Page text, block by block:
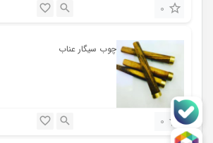
0
چوب سیگار عناب
0